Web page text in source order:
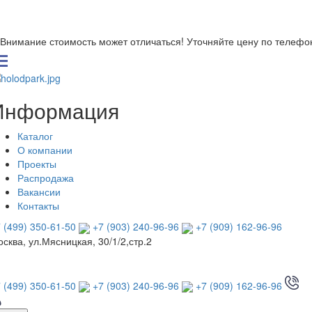
Внимание стоимость может отличаться! Уточняйте цену по
Каталог
О компании
Проекты
Распродажа
Вакансии
Контакты
(499) 350-61-50
+7 (903) 240-96-96
+7 (909) 162-96-96
ул.Мясницкая, 30/1/2,стр.2
(499) 350-61-50 +7 (903) 240-96-96 +7 (909) 162-96-96